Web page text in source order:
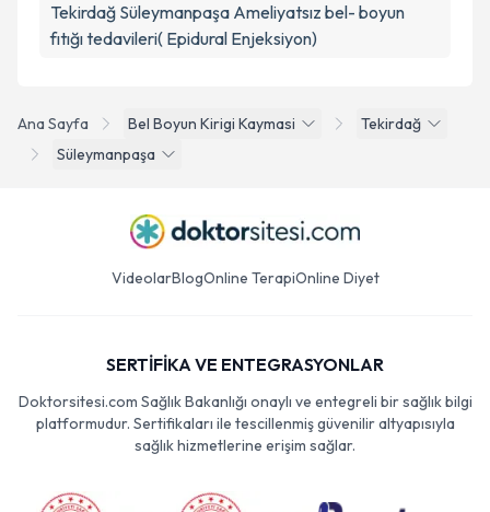
Ana Sayfa Bel Boyun Kirigi Kaymasi
Tekirdağ
Süleymanpaşa
Tekirdağ Süleymanpaşa Ameliyatsız bel- boyun
fıtığı tedavileri( Epidural Enjeksiyon)
VideolarBlogOnline TerapiOnline Diyet
SERTİFİKA VE ENTEGRASYONLAR
Doktorsitesi.com Sağlık Bakanlığı onaylı ve entegreli bir sağlık bilgi
platformudur. Sertifikaları ile tescillenmiş güvenilir altyapısıyla
sağlık hizmetlerine erişim sağlar.